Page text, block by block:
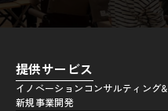
提供サービス
イノベーションコンサルティング&
新規事業開発